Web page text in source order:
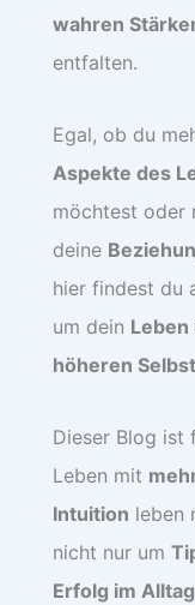
wahren
entfalten.
Egal, ob du
Aspekte des
möchtest oder
deine
hier findest du
um dein Leben
höheren Selbst
Dieser Blog ist
Leben mit
Intuition leben
nicht nur um
Erfolg im Alltag